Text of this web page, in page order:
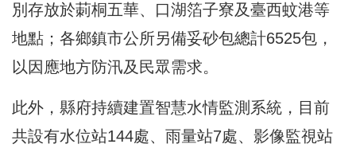
別存放於莿桐五華、口湖箔子寮及臺西蚊港等
地點；各鄉鎮市公所另備妥砂包總計6525包，
以因應地方防汛及民眾需求。
此外，縣府持續建置智慧水情監測系統，目前
共設有水位站144處、雨量站7處、影像監視站